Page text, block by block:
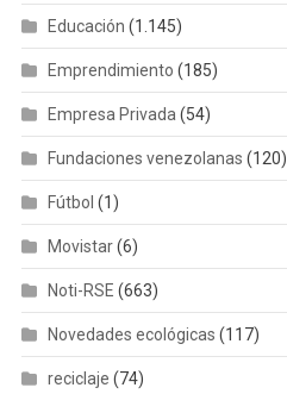
Educación (1.145)
Emprendimiento (185)
Empresa Privada (54)
Fundaciones venezolanas (120)
Fútbol (1)
Movistar(6)
Noti-RSE (663)
Novedades ecológicas (117)
reciclaje (74)